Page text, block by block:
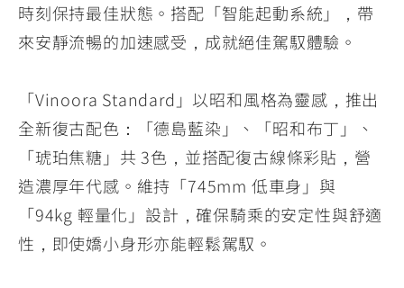
150
MT-
MT-
150
時刻保持最佳狀態。搭配「智能起動系統」，帶
來安靜流暢的加速感受，成就絕佳駕馭體驗。
「Vinoora Standard」以昭和風格為靈感，推出
全新復古配色：「德島藍染」、「昭和布丁」、
「琥珀焦糖」共 3色，並搭配復古線條彩貼，營
造濃厚年代感。維持「745mm 低車身」與
「94kg 輕量化」設計，確保騎乘的安定性與舒適
性，即使嬌小身形亦能輕鬆駕馭。